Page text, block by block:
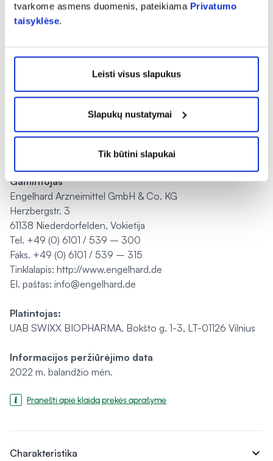
tvarkome asmens duomenis, pateikiama Privatumo
taisyklėse.
Leisti visus slapukus
Slapukų nustatymai
Tik būtini slapukai
Galiojimo laikas išspausdintas ant dėžutės ir lizdinės
plokštelės. Pasibaigus galiojimo laikui, vartoti negalima!
MFG = pagaminimo data,
EXP = galiojimo laikas,
LOT = serijos numeris.
Kokie yra pakuotės dydžiai?
Pakuotėje yra 30 pastilių.
Gamintojas
Engelhard Arzneimittel GmbH & Co. KG
Herzbergstr. 3
61138 Niederdorfelden, Vokietija
Tel. +49 (0) 6101 / 539 – 300
Faks. +49 (0) 6101 / 539 – 315
Tinklalapis: http://www.engelhard.de
El. paštas: info@engelhard.de
Platintojas:
UAB SWIXX BIOPHARMA, Bokšto g. 1-3, LT-01126 Vilnius
Informacijos peržiūrėjimo data
2022 m. balandžio mėn.
Pranešti apie klaidą prekės aprašyme
Charakteristika expand_more